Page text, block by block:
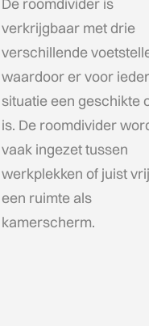
De roomdivider is
verkrijgbaar met drie
verschillende
waardoor er voor
situatie een geschikte
is. De roomdivider
vaak ingezet tussen
werkplekken of juist
een ruimte als
kamerscherm.